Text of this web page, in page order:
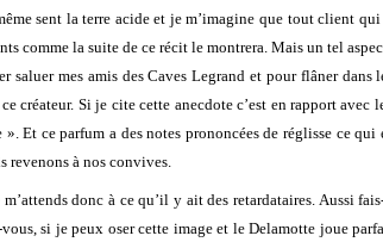
sent la terre acide et je m’imagine que tout client
comme la suite de ce récit le montrera. Mais un tel
saluer mes amis des Caves Legrand et pour flâner
créateur. Si je cite cette anecdote c’est en rapport
Et ce parfum a des notes prononcées de réglisse ce
revenons à nos convives.
donc à ce qu’il y ait des retardataires. Aussi
si je peux oser cette image et le Delamotte joue